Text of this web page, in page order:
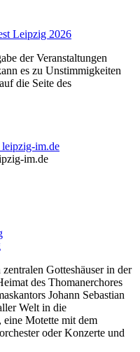
Leipzig 2026
der Veranstaltungen
es zu Unstimmigkeiten
die Seite des
im.de
Gotteshäuser in der
des Thomanerchores
Johann Sebastian
Welt in die
eine Motette mit dem
oder Konzerte und